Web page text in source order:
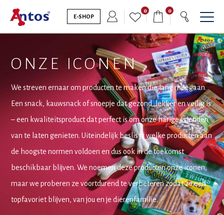
E-SHOP
0 0
ONZE ICONEN
We streven ernaar om producten te maken die lang meegaan.
Een snack, kauwsnack of snoepje dat gezond, lekker en veilig is
– een kwaliteitsproduct dat perfect is om onze harige vrienden
van te laten genieten. Uiteindelijk beslis jij welke producten aan
de hoogste normen voldoen en dus ook in de toekomst
beschikbaar blijven. We noemen deze producten onze iconen,
maar we proberen ze voortdurend te verbeteren zodat ze een
topfavoriet blijven, van jou en je dierenfamilie.